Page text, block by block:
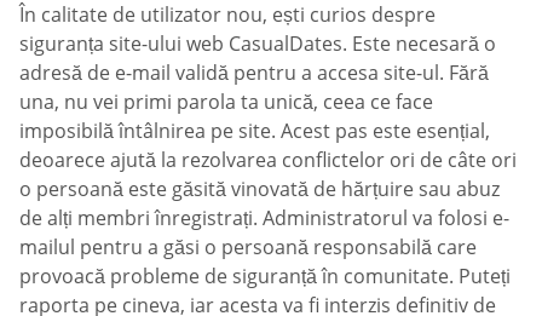
În calitate de utilizator nou, ești curios despre
siguranța site-ului web СasualDates. Este necesară o
adresă de e-mail validă pentru a accesa site-ul. Fără
una, nu vei primi parola ta unică, ceea ce face
imposibilă întâlnirea pe site. Acest pas este esențial,
deoarece ajută la rezolvarea conflictelor ori de câte ori
o persoană este găsită vinovată de hărțuire sau abuz
de alți membri înregistrați. Administratorul va folosi e-
mailul pentru a găsi o persoană responsabilă care
provoacă probleme de siguranță în comunitate. Puteți
raporta pe cineva, iar acesta va fi interzis definitiv de